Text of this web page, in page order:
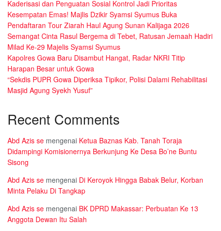
Kaderisasi dan Penguatan Sosial Kontrol Jadi Prioritas
Kesempatan Emas! Majlis Dzikir Syamsi Syumus Buka
Pendaftaran Tour Ziarah Haul Agung Sunan Kalijaga 2026
Semangat Cinta Rasul Bergema di Tebet, Ratusan Jemaah Hadiri
Milad Ke-29 Majelis Syamsi Syumus
Kapolres Gowa Baru Disambut Hangat, Radar NKRI Titip
Harapan Besar untuk Gowa
“Sekdis PUPR Gowa Diperiksa Tipikor, Polisi Dalami Rehabilitasi
Masjid Agung Syekh Yusuf”
Recent Comments
Abd Azis se mengenai Ketua Baznas Kab. Tanah Toraja
Didampingi Komisionernya Berkunjung Ke Desa Bo’ne Buntu
Sisong
Abd Azis se mengenai Di Keroyok Hingga Babak Belur, Korban
Minta Pelaku Di Tangkap
Abd Azis se mengenai BK DPRD Makassar: Perbuatan Ke 13
Anggota Dewan Itu Salah